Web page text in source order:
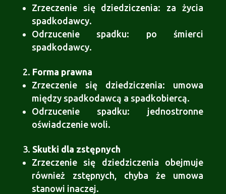
Zrzeczenie się dziedziczenia: za życia
spadkodawcy.
Odrzucenie spadku: po śmierci
spadkodawcy.
Forma prawna
Zrzeczenie się dziedziczenia: umowa
między spadkodawcą a spadkobiercą.
Odrzucenie spadku: jednostronne
oświadczenie woli.
Skutki dla zstępnych
Zrzeczenie się dziedziczenia obejmuje
również zstępnych, chyba że umowa
stanowi inaczej.